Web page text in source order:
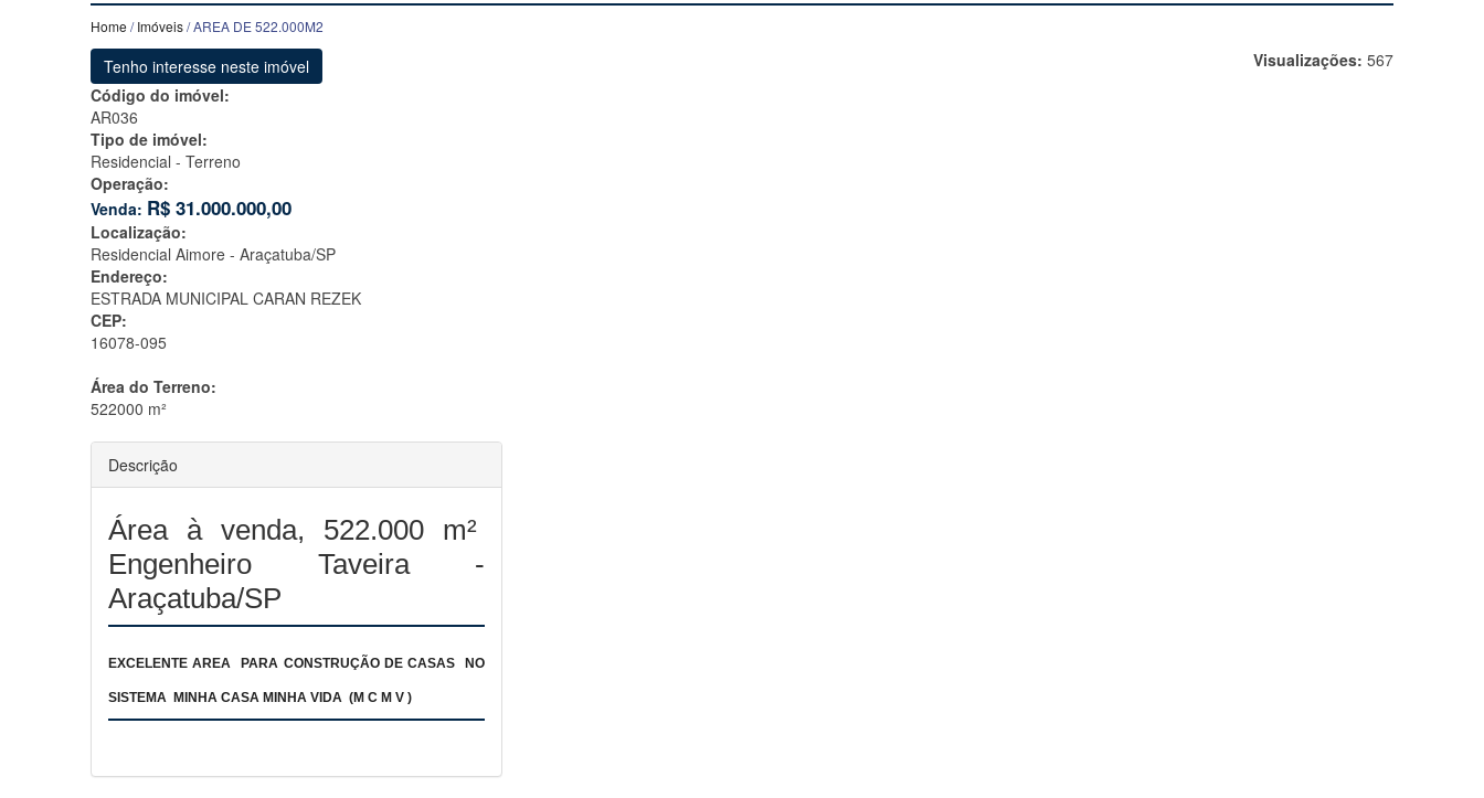
Home /Imóveis/ AREA DE 522.000M2
Tenho interesse neste imóvel
Código do imóvel:
AR036
Tipo de imóvel:
Residencial - Terreno
Operação:
Venda: R$ 31.000.000,00
Localização:
Residencial Aimore - Araçatuba/SP
Endereço:
ESTRADA MUNICIPAL CARAN REZEK
CEP:
16078-095
Área do Terreno:
522000 m²
Descrição
Área à venda, 522.000 m²
Engenheiro Taveira -
Araçatuba/SP
EXCELENTE AREA PARA CONSTRUÇÃO DE CASAS NO
SISTEMA MINHA CASA MINHA VIDA (M C M V )
Visualizações: 567